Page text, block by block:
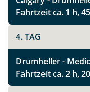
Fahrtzeit ca. 1 h,
4. TAG
Drumheller -
Fahrtzeit ca. 2 h,